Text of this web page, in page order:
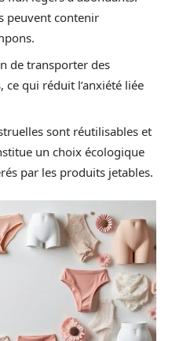
peuvent contenir
de transporter des
qui réduit l’anxiété liée
sont réutilisables et
un choix écologique
par les produits jetables.